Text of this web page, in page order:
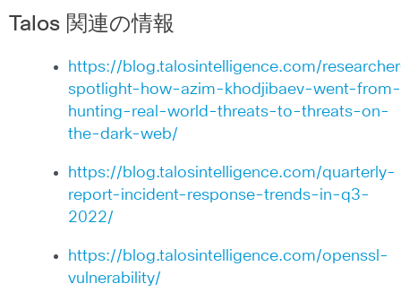
Talos 関連の情報
https://blog.talosintelligence.com/
spotlight-how-azim-khodjibaev-went-from-
hunting-real-world-threats-to-threats-on-
the-dark-web/
https://blog.talosintelligence.com/quarterly-
report-incident-response-trends-in-q3-
2022/
https://blog.talosintelligence.com/openssl-
vulnerability/